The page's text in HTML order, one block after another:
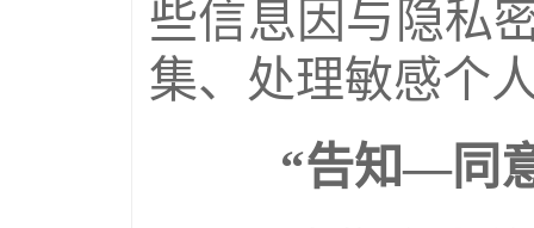
些信息因与隐私
集、处理敏感个
“告知—同意